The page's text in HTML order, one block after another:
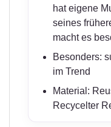
hat eigene
seines
macht es
Besonders:
im Trend
Material:
Recycelter